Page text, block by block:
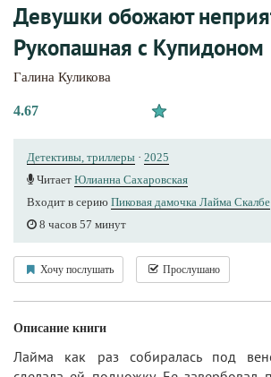
Девушки обожают
Рукопашная с Купидоном
Галина Куликова
4.67
Детективы, триллеры · 2025
Читает Юлианна Сахаровская
Входит в серию Пиковая дамочка Лайма Скалбе
8 часов 57 минут
Хочу послушать Прослушано
Описание книги
Лайма как раз собиралась под